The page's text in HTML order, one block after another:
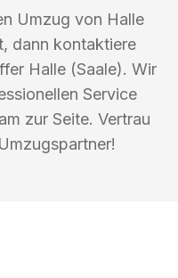
Umzug von Halle
dann kontaktiere
Halle (Saale). Wir
Service
zur Seite. Vertrau